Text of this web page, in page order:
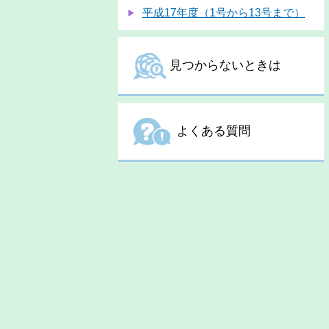
平成17年度（1号から13号まで）
見つからないときは
よくある質問